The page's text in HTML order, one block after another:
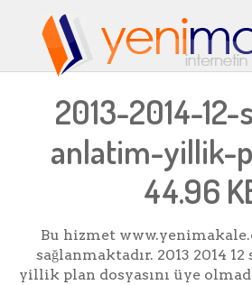
2013-2014-
anlatim-yillik-
44.96
Bu hizmet
sağlanmaktadır. 2013 2014
yillik plan dosyasını üye